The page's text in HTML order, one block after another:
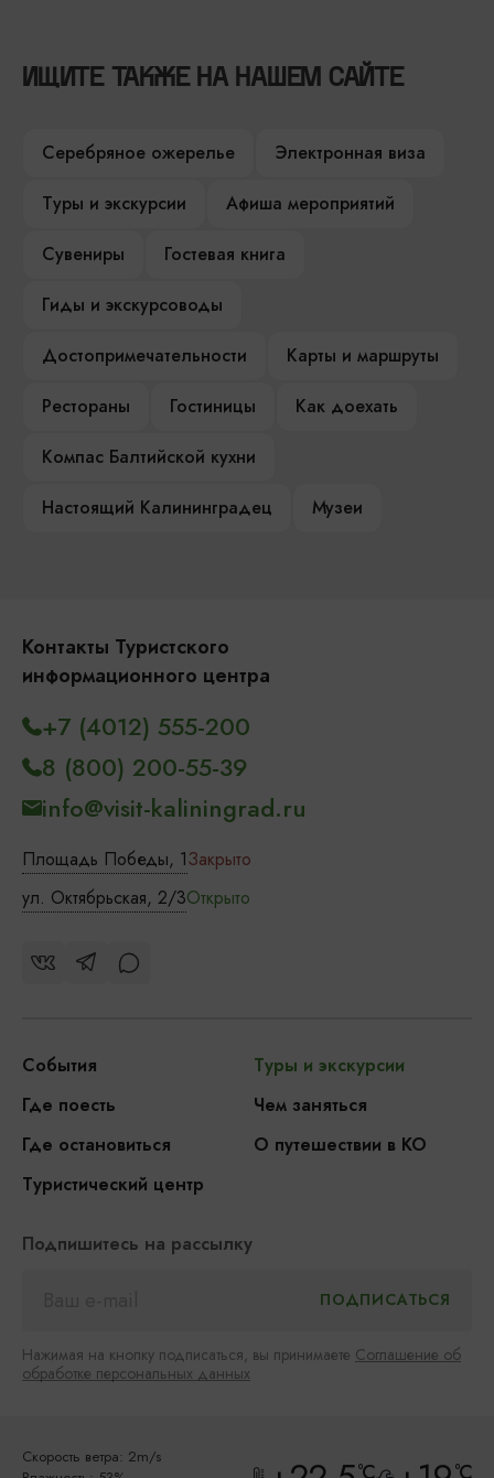
ИЩИТЕ ТАКЖЕ НА НАШЕМ САЙТЕ
Серебряное ожерелье
Электронная виза
Туры и экскурсии
Афиша мероприятий
Сувениры
Гостевая книга
Гиды и экскурсоводы
Достопримечательности
Карты и маршруты
Рестораны
Гостиницы
Как доехать
Компас Балтийской кухни
Настоящий Калининградец
Музеи
Контакты Туристского
информационного центра
Площадь Победы, 1Закрыто
ул. Октябрьская, 2/3Открыто
+7 (4012) 555-200
8 (800) 200-55-39
info@visit-kaliningrad.ru
События
Туры и экскурсии
Где поесть
Чем заняться
Где остановиться
О путешествии в КО
Туристический центр
Подпишитесь на рассылку
Нажимая на кнопку подписаться, вы принимаете Соглашение об
обработке персональных данных
Скорость ветра: 2m/s